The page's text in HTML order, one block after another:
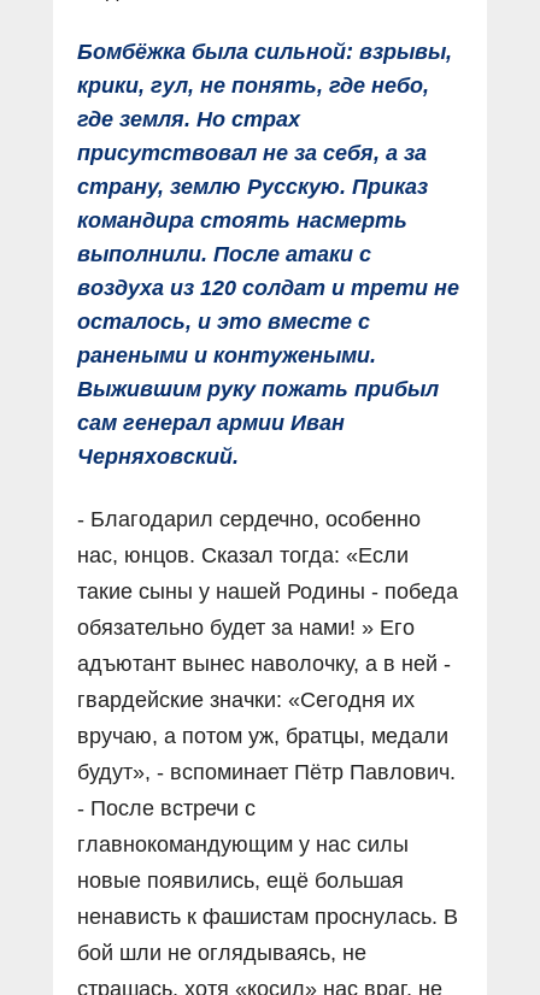
Бомбёжка была сильной: взрывы,
крики, гул, не понять, где небо,
где земля. Но страх
присутствовал не за себя, а за
страну, землю Русскую. Приказ
командира стоять насмерть
выполнили. После атаки с
воздуха из 120 солдат и трети не
осталось, и это вместе с
ранеными и контужеными.
Выжившим руку пожать прибыл
сам генерал армии Иван
Черняховский.
- Благодарил сердечно, особенно
нас, юнцов. Сказал тогда: «Если
такие сыны у нашей Родины - победа
обязательно будет за нами! » Его
адъютант вынес наволочку, а в ней -
гвардейские значки: «Сегодня их
вручаю, а потом уж, братцы, медали
будут», - вспоминает Пётр Павлович.
- После встречи с
главнокомандующим у нас силы
новые появились, ещё большая
ненависть к фашистам проснулась. В
бой шли не оглядываясь, не
страшась, хотя «косил» нас враг, не